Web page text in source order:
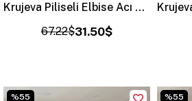
Krujeva Piliseli Elbise Acı Kahve (8033)
31.50$
67.22$
%55 %55